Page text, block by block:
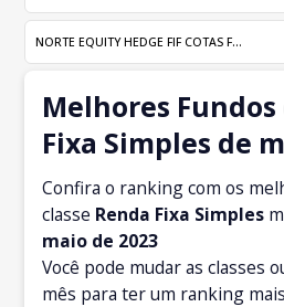
NORTE EQUITY HEDGE FIF COTAS F...
Melhores Fundos
Fixa Simples de
Confira o ranking com os
classe Renda Fixa Simples
maio de 2023
Você pode mudar as classes
mês para ter um ranking